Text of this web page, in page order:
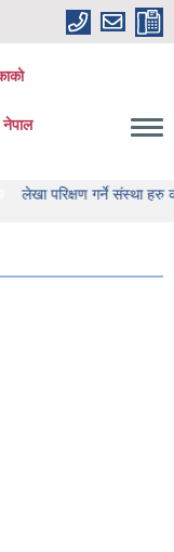
नेपाल
गर्ने संस्था हरु को